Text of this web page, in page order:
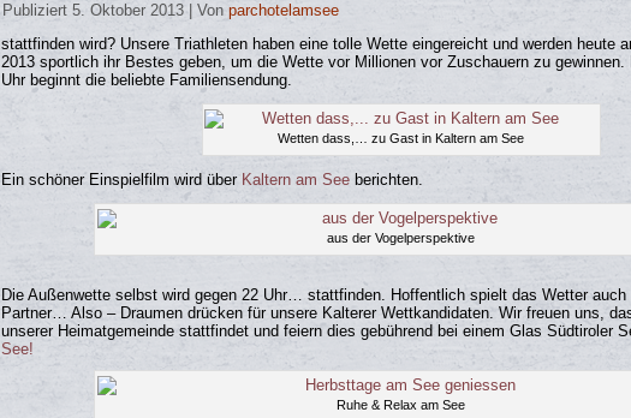
Publiziert 5. Oktober 2013 Von parchotelamsee
stattfinden wird? Unsere Triathleten haben eine tolle Wette eingereicht und werden heute
2013 sportlich ihr Bestes geben, um die Wette vor Millionen vor Zuschauern zu gewinnen.
Uhr beginnt die beliebte Familiensendung.
Wetten dass,… zu Gast in Kaltern am See
Ein schöner Einspielfilm wird über Kaltern am See berichten.
aus der Vogelperspektive
Die Außenwette selbst wird gegen 22 Uhr… stattfinden. Hoffentlich spielt das Wetter
Partner… Also – Draumen drücken für unsere Kalterer Wettkandidaten. Wir freuen uns,
unserer Heimatgemeinde stattfindet und feiern dies gebührend bei einem Glas Südtiroler
See!
Ruhe & Relax am See